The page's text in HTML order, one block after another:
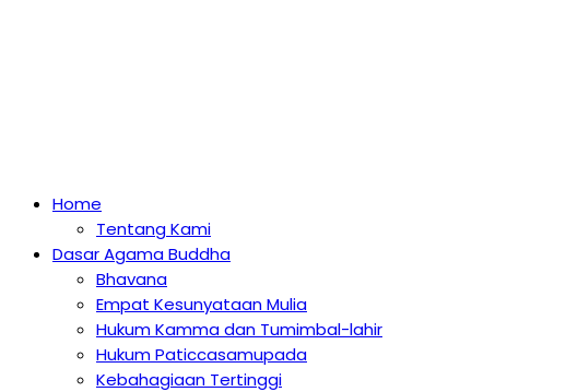
Home
Tentang Kami
Dasar Agama Buddha
Bhavana
Empat Kesunyataan Mulia
Hukum Kamma dan Tumimbal-lahir
Hukum Paticcasamupada
Kebahagiaan Tertinggi